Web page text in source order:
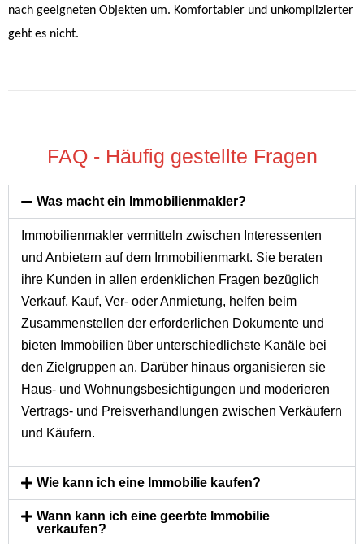
a
t
nach geeigneten Objekten um. Komfortabler und unkomplizierter
geht es nicht.
FAQ - Häufig gestellte Fragen
Was macht ein Immobilienmakler?
Immobilienmakler vermitteln zwischen Interessenten
und Anbietern auf dem Immobilienmarkt. Sie beraten
ihre Kunden in allen erdenklichen Fragen bezüglich
Verkauf, Kauf, Ver- oder Anmietung, helfen beim
Zusammenstellen der erforderlichen Dokumente und
bieten Immobilien über unterschiedlichste Kanäle bei
den Zielgruppen an. Darüber hinaus organisieren sie
Haus- und Wohnungsbesichtigungen und moderieren
Vertrags- und Preisverhandlungen zwischen Verkäufern
und Käufern.
Wie kann ich eine Immobilie kaufen?
Wann kann ich eine geerbte Immobilie
verkaufen?